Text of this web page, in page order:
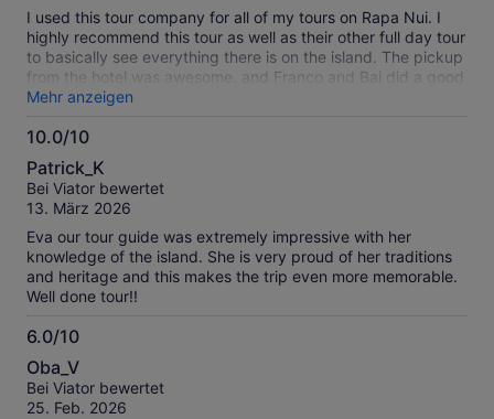
I used this tour company for all of my tours on Rapa Nui. I
highly recommend this tour as well as their other full day tour
to basically see everything there is on the island. The pickup
from the hotel was awesome, and Franco and Bai did a good
job at pointing out some local history which was necessary to
understand what we were seeing. Highly recommend! The
tour company was also amazing with communication via
advance!
Mehr anzeigen
10.0/10
10.0
von
10
Patrick_K
Bei Viator bewertet
13. März 2026
Eva our tour guide was extremely impressive with her
knowledge of the island. She is very proud of her traditions
and heritage and this makes the trip even more memorable.
Well done tour!!
6.0/10
6.0
von
10
Oba_V
Bei Viator bewertet
25. Feb. 2026